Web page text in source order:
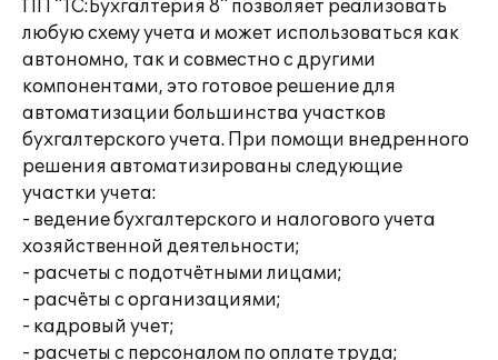
ПП "1С:Бухгалтерия 8" позволяет реализовать
любую схему учета и может использоваться как
автономно, так и совместно с другими
компонентами, это готовое решение для
автоматизации большинства участков
бухгалтерского учета. При помощи внедренного
решения автоматизированы следующие
участки учета:
- ведение бухгалтерского и налогового учета
хозяйственной деятельности;
- расчеты с подотчётными лицами;
- расчёты с организациями;
- кадровый учет;
- расчеты с персоналом по оплате труда;